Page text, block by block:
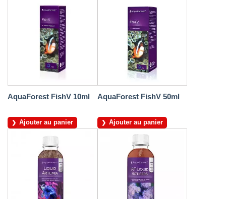
AquaForest FishV 10ml
Ajouter au panier
AquaForest FishV 50ml
Ajouter au panier